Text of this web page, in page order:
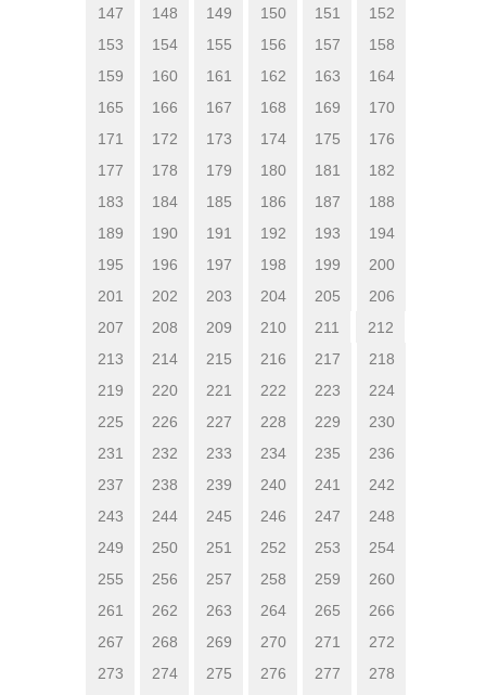
147
148 149 150 151
152
153
154 155 156 157
158
159
160 161 162 163
164
165
166 167 168 169
170
171
172 173 174 175
176
177
178 179 180 181
182
183
184 185 186 187
188
189
190 191 192 193
194
195
196 197 198 199
200
201
202 203 204 205
206
207
208 209 210 211
212
213
214 215 216 217
218
219
220 221 222 223
224
225
226 227 228 229
230
231
232 233 234 235
236
237
238 239 240 241
242
243
244 245 246 247
248
249
250 251 252 253
254
255
256 257 258 259
260
261
262 263 264 265
266
267
268 269 270 271
272
273
274 275 276 277
278